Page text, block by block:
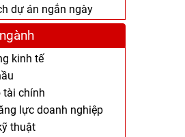
dự án ngắn ngày
kinh tế
tài chính
lực doanh nghiệp
thuật